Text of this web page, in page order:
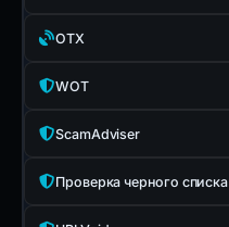
OTX
WOT
ScamAdviser
Проверка черного списка